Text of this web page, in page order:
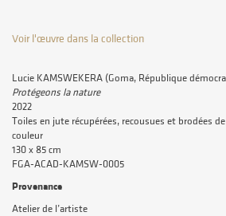
Voir l'œuvre dans la collection
Lucie KAMSWEKERA (Goma, République
Protégeons la nature
2022
Toiles en jute récupérées, recousues et brodées
couleur
130 x 85 cm
FGA-ACAD-KAMSW-0005
Provenance
Atelier de l’artiste